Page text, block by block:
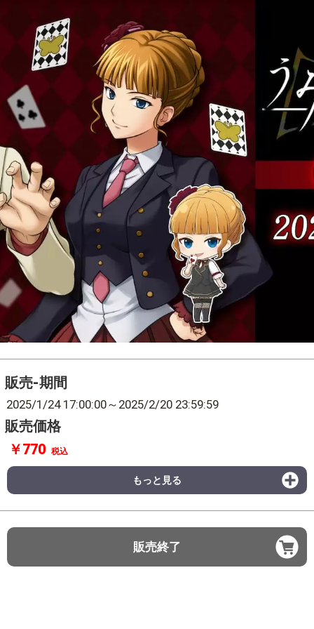
販売-期間
2025/1/24 17:00:00～ 2025/2/20 23:59:59
販売価格
￥770 税込
もっと見る
販売終了